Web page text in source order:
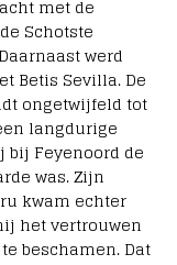
met de
Schotste
werd
Betis Sevilla. De
ongetwijfeld tot
langdurige
bij Feyenoord de
was. Zijn
kwam echter
het vertrouwen
beschamen. Dat